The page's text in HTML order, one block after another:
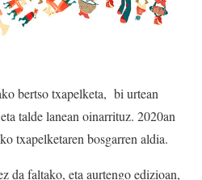
bertso txapelketa, bi urtean
talde lanean oinarrituz. 2020an
txapelketaren bosgarren aldia.
da faltako, eta aurtengo edizioan,